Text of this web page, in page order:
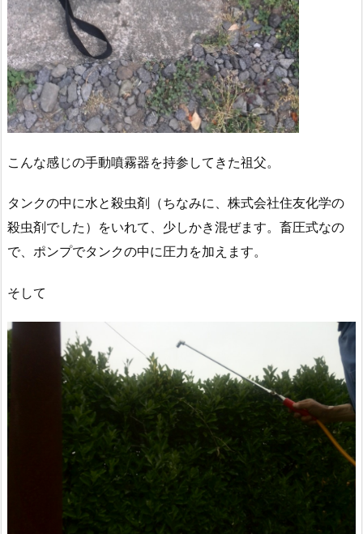
こんな感じの手動噴霧器を持参してきた祖父。
タンクの中に水と殺虫剤（ちなみに、株式会社住友化学の
殺虫剤でした）をいれて、少しかき混ぜます。畜圧式なの
で、ポンプでタンクの中に圧力を加えます。
そして